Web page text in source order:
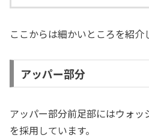
ここからは細かいところを紹介
アッパー部分
アッパー部分前足部にはウォッ
を採用しています。